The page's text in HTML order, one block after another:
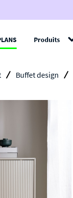
Produits
Buffet design